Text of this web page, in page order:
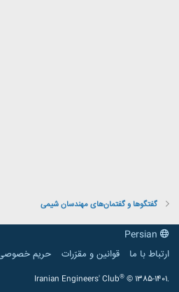
گفتگوها و گفتمان‌های مهندسان شیمی
ارتباط با ما
قوانین و مقرّرات حریم
Iranian Engineers' Club® © 1385-1401.